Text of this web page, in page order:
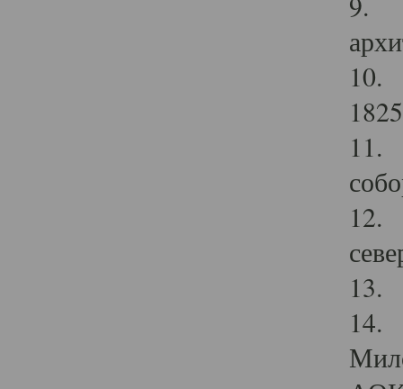
10.
11.
12.
13.
14.